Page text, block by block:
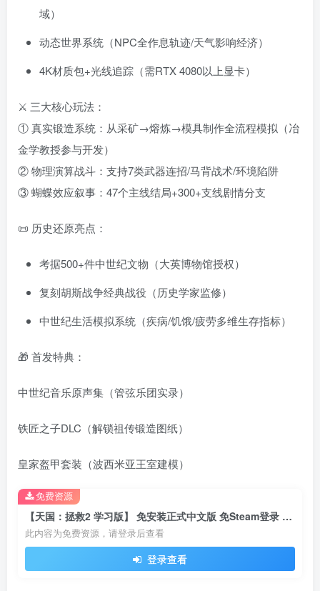
域）
动态世界系统（NPC全作息轨迹/天气影响经济）
4K材质包+光线追踪（需RTX 4080以上显卡）
⚔️ 三大核心玩法：
① 真实锻造系统：从采矿→熔炼→模具制作全流程模拟（冶
金学教授参与开发）
② 物理演算战斗：支持7类武器连招/马背战术/环境陷阱
③ 蝴蝶效应叙事：47个主线结局+300+支线剧情分支
📜 历史还原亮点：
考据500+件中世纪文物（大英博物馆授权）
复刻胡斯战争经典战役（历史学家监修）
中世纪生活模拟系统（疾病/饥饿/疲劳多维生存指标）
🎁 首发特典：
中世纪音乐原声集（管弦乐团实录）
铁匠之子DLC（解锁祖传锻造图纸）
皇家盔甲套装（波西米亚王室建模）
【天国：拯救2 学习版】 免安装正式中文版 免Steam登录 中世纪开放世界RPG
此内容为免费资源，请登录后查看
登录查看
免费资源